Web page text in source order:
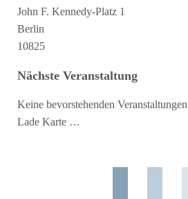
John F. Kennedy-Platz 1
Berlin
10825
Nächste Veranstaltung
Keine bevorstehenden Veranstaltungen
Lade Karte …